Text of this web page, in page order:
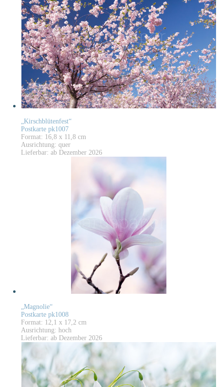
„Kirschblütenfest“
Postkarte pk1007
Format: 16,8 x 11,8 cm
Ausrichtung: quer
Lieferbar: ab Dezember 2026
„Magnolie“
Postkarte pk1008
Format: 12,1 x 17,2 cm
Ausrichtung: hoch
Lieferbar: ab Dezember 2026